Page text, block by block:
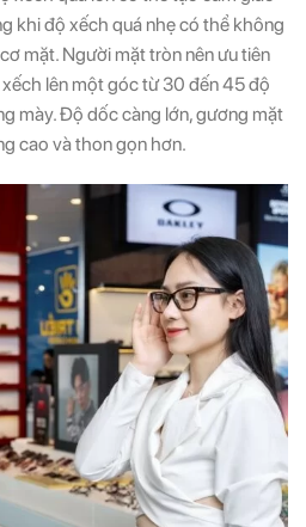
khi độ xếch quá nhẹ có thể không
mặt. Người mặt tròn nên ưu tiên
lên một góc từ 30 đến 45 độ
mày. Độ dốc càng lớn, gương mặt
cao và thon gọn hơn.